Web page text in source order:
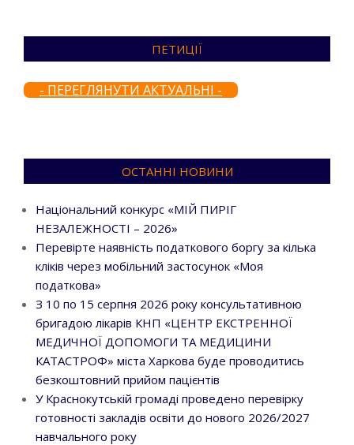
ПЕТИЦІЇ
- ПЕРЕГЛЯНУТИ АКТУАЛЬНІ -
ОСТАННІ НОВИНИ
Національний конкурс «МІЙ ПИРІГ
НЕЗАЛЕЖНОСТІ – 2026»
Перевірте наявність податкового боргу за кілька
кліків через мобільний застосунок «Моя
податкова»
З 10 по 15 серпня 2026 року консультативною
бригадою лікарів КНП «ЦЕНТР ЕКСТРЕННОЇ
МЕДИЧНОЇ ДОПОМОГИ ТА МЕДИЦИНИ
КАТАСТРОФ» міста Харкова буде проводитись
безкоштовний прийом пацієнтів
У Краснокутській громаді проведено перевірку
готовності закладів освіти до нового 2026/2027
навчального року